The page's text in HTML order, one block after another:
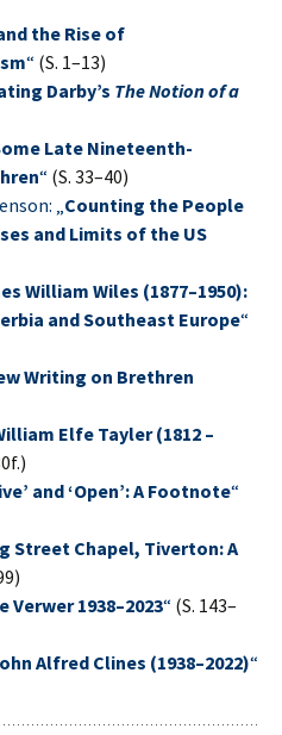
the Rise of
“ (S. 1–13)
Darby’s The Notion of a
Late Nineteenth-
“ (S. 33–40)
„Counting the People
and Limits of the US
William Wiles (1877–1950):
and Southeast Europe“
Writing on Brethren
Elfe Tayler (1812 –
and ‘Open’: A Footnote“
Street Chapel, Tiverton: A
Verwer 1938–2023“ (S. 143–
Alfred Clines (1938–2022)“